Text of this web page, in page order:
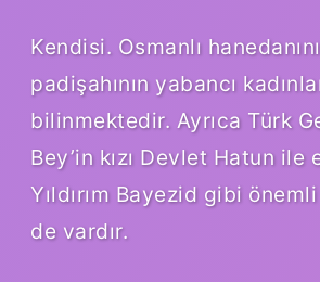
Kendisi. Osmanlı
padişahının yabancı
bilinmektedir. Ayrıca Türk
Bey’in kızı Devlet Hatun ile
Yıldırım Bayezid gibi
de vardır.